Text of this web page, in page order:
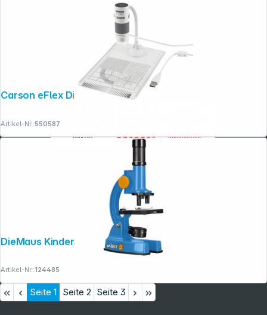
Carson eFlex Digital Mikroskop
Artikel-Nr.:550587
DieMaus Kindermikroskop-Set mit Koffer
Artikel-Nr.:124485
Seite 1 Seite 2 Seite 3